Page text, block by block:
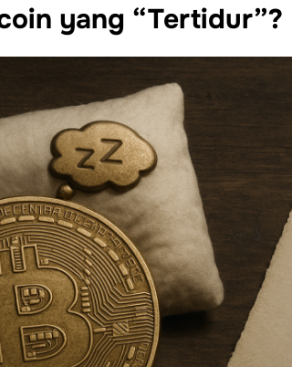
yang “Tertidur”?